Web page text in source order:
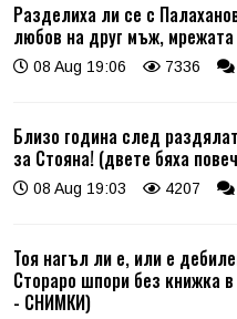
Разделиха ли се с
любов на друг мъж,
08 Aug 19:06 7336
Близо година след
за Стояна! (двете бяха
08 Aug 19:03 4207
Тоя нагъл ли е, или е
Стораро шпори без книжка
- СНИМКИ)